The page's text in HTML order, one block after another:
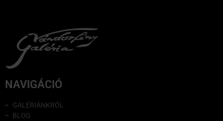
NAVIGÁCIÓ
GALÉRIÁNKRÓL
BLOG